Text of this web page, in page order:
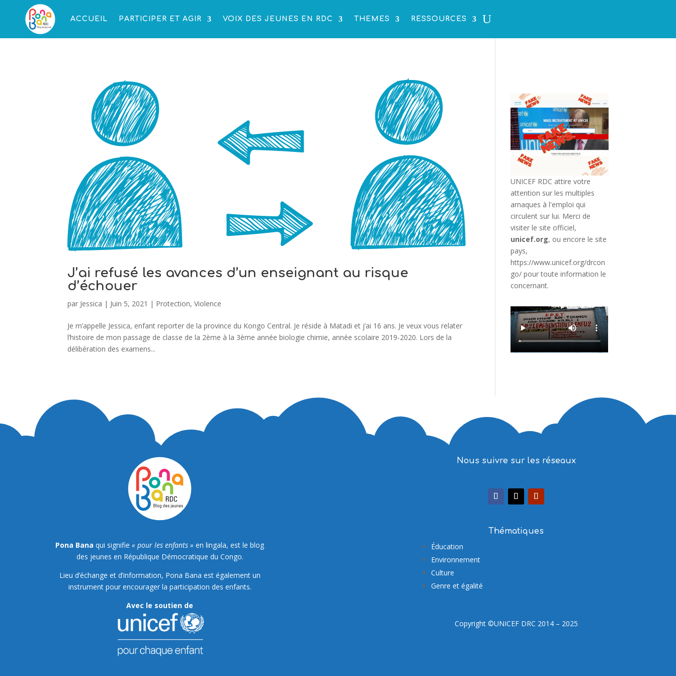
ACCUEIL PARTICIPER ET AGIR VOIX DES JEUNES EN RDC THEMES RESSOURCES
J’ai refusé les avances d’un enseignant au risque
d’échouer
par Jessica | Juin 5, 2021 | Protection,Violence
Je m’appelle Jessica, enfant reporter de la province du Kongo Central. Je réside à Matadi et j’ai 16 ans. Je veux vous relater
l’histoire de mon passage de classe de la 2ème à la 3ème année biologie chimie, année scolaire 2019-2020. Lors de la
délibération des examens...
UNICEF RDC attire votre
attention sur les multiples
arnaques à l'emploi qui
circulent sur lui. Merci de
visiter le site officiel,
unicef.org, ou encore le site
pays,
https://www.unicef.org/drcon
go/ pour toute information le
concernant.
Pona Bana qui signifie« pour les enfants » en lingala, est le blog
des jeunes en République Démocratique du Congo.
Lieu d’échange et d’information, Pona Bana est également un
instrument pour encourager la participation des enfants.
Avec le soutien de
Nous suivre sur les réseaux
Thématiques
Éducation
Environnement
Culture
Genre et égalité
Copyright ©UNICEF DRC 2014 – 2025